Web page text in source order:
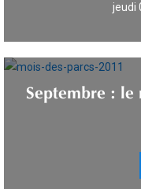
jeudi
Septembre : le